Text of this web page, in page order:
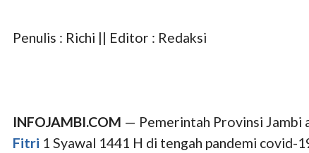
Penulis : Richi || Editor : Redaksi
INFOJAMBI.COM — Pemerintah Provinsi Jambi
Fitri 1 Syawal 1441 H di tengah pandemi covid-